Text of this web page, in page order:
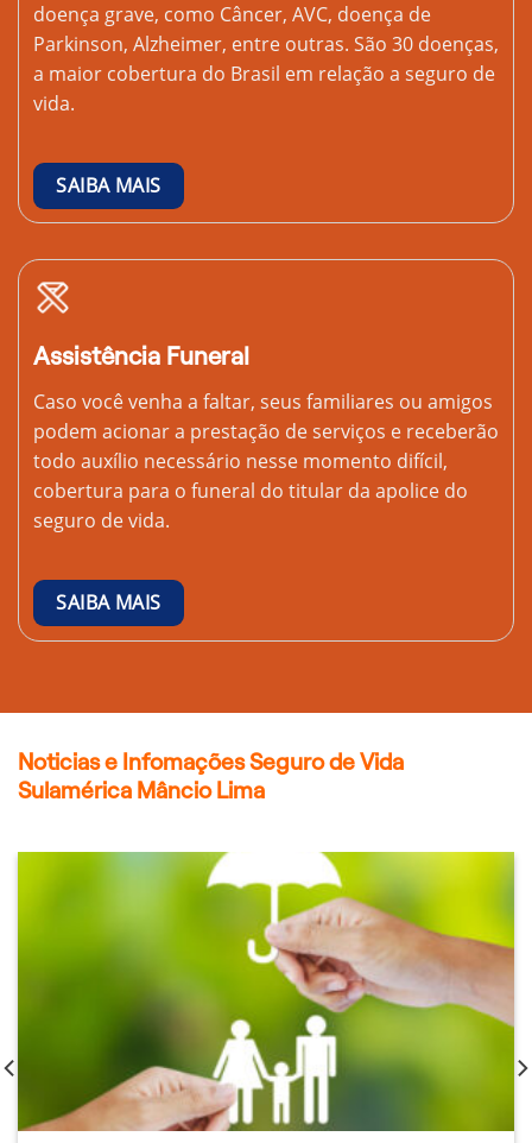
doença grave, como Câncer, AVC, doença de
Parkinson, Alzheimer, entre outras. São 30 doenças,
a maior cobertura do Brasil em relação a seguro de
vida.
SAIBA MAIS
Assistência Funeral
Caso você venha a faltar, seus familiares ou amigos
podem acionar a prestação de serviços e receberão
todo auxílio necessário nesse momento difícil,
cobertura para o funeral do titular da apolice do
seguro de vida.
SAIBA MAIS
Noticias e Infomações Seguro de Vida
Sulamérica Mâncio Lima